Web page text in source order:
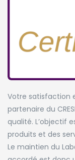
Votre satisfaction
partenaire du
qualité. L’objectif
produits et des
Le maintien du